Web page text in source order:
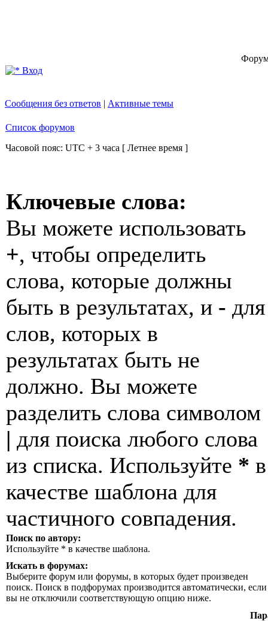
Вход
Сообщения без ответов | Активные темы
Список форумов
Часовой пояс: UTC + 3 часа [ Летнее время ]
Ключевые слова:
Вы можете использовать
+, чтобы определить
слова, которые должны
быть в результатах, и - для
слов, которых в
результатах быть не
должно. Вы можете
разделить слова символом
| для поиска любого слова
из списка. Используйте * в
качестве шаблона для
частичного совпадения.
Поиск по автору:
Используйте * в качестве шаблона.
Искать в форумах:
Выберите форум или форумы, в которых будет произведен
поиск. Поиск в подфорумах производится автоматически, если
вы не отключили соответствующую опцию ниже.